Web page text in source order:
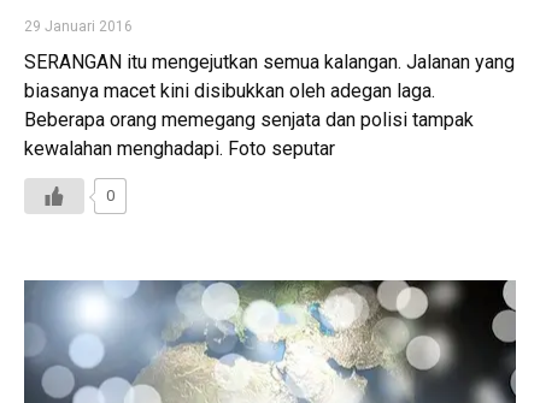
29 Januari 2016
SERANGAN itu mengejutkan semua kalangan. Jalanan yang
biasanya macet kini disibukkan oleh adegan laga.
Beberapa orang memegang senjata dan polisi tampak
kewalahan menghadapi. Foto seputar
0